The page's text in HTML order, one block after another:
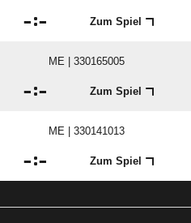
: Zum Spiel
ME | 330165005
: Zum Spiel
ME | 330141013
: Zum Spiel